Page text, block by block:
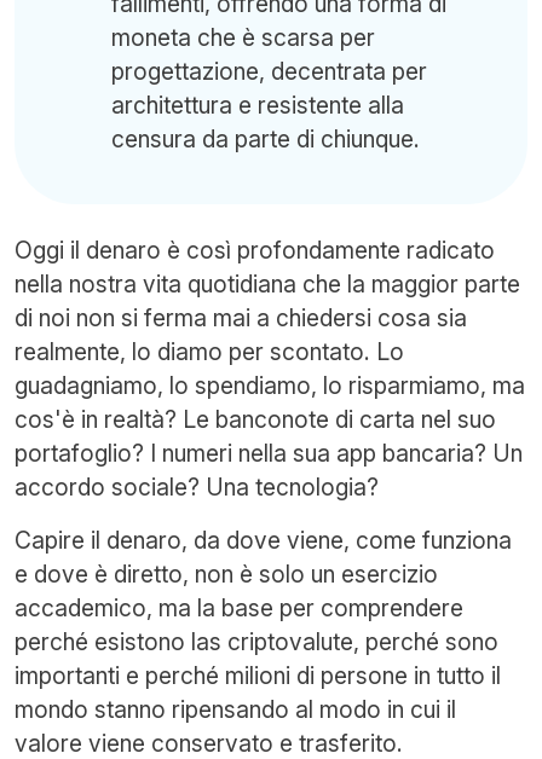
moneta che è scarsa per
progettazione, decentrata per
architettura e resistente alla
censura da parte di chiunque.
Oggi il denaro è così profondamente radicato
nella nostra vita quotidiana che la maggior parte
di noi non si ferma mai a chiedersi cosa sia
realmente, lo diamo per scontato. Lo
guadagniamo, lo spendiamo, lo risparmiamo, ma
cos'è in realtà? Le banconote di carta nel suo
portafoglio? I numeri nella sua app bancaria? Un
accordo sociale? Una tecnologia?
Capire il denaro, da dove viene, come funziona
e dove è diretto, non è solo un esercizio
accademico, ma la base per comprendere
perché esistono las criptovalute, perché sono
importanti e perché milioni di persone in tutto il
mondo stanno ripensando al modo in cui il
valore viene conservato e trasferito.